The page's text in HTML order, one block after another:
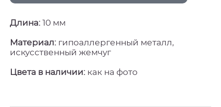
Длина: 10 мм
Материал: гипоаллергенный металл,
искусственный жемчуг
Цвета в наличии: как на фото